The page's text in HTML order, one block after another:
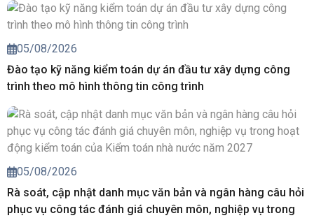
05/08/2026
Đào tạo kỹ năng kiểm toán dự án đầu tư xây dựng công
trình theo mô hình thông tin công trình
05/08/2026
Rà soát, cập nhật danh mục văn bản và ngân hàng câu hỏi
phục vụ công tác đánh giá chuyên môn, nghiệp vụ trong